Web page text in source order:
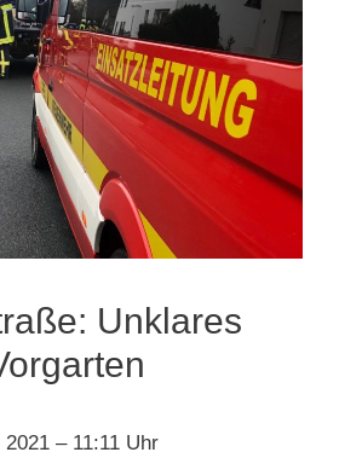
Unklares
– 11:11 Uhr